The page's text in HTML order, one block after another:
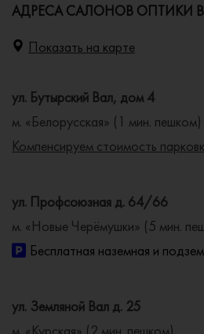
АДРЕСА САЛОНОВ ОПТИКИ
Показать на карте
ул. Бутырский Вал, дом 4
м. «Белорусская» (1 мин. пешком)
Компенсируем стоимость
ул. Профсоюзная д. 64/66
м. «Новые Черёмушки» (5 мин.
Бесплатная наземная и
ул. Земляной Вал д. 25
м. «Курская» (2 мин. пешком)